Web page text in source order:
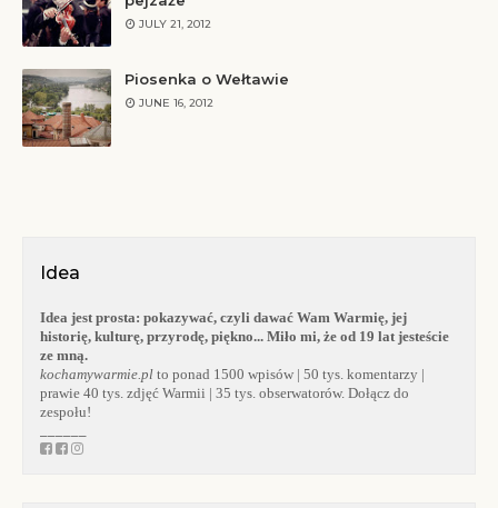
JULY 21, 2012
Piosenka o Wełtawie
JUNE 16, 2012
Idea
Idea jest prosta: pokazywać, czyli dawać Wam Warmię, jej
historię, kulturę, przyrodę, piękno... Miło mi, że od 19 lat jesteście
ze mną.
kochamywarmie.pl to ponad 1500 wpisów | 50 tys. komentarzy |
prawie 40 tys. zdjęć Warmii | 35 tys. obserwatorów. Dołącz do
zespołu!